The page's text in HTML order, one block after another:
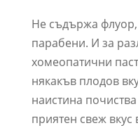
Не съдържа
парабени. И за
хомеопатични
някакъв плодов
наистина
приятен свеж вкус